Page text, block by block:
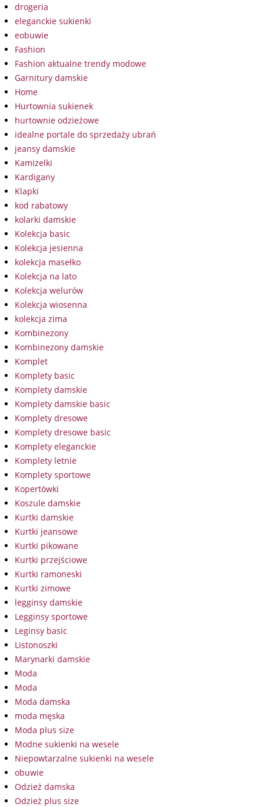
drogeria
eleganckie sukienki
eobuwie
Fashion
Fashion aktualne trendy modowe
Garnitury damskie
Home
Hurtownia sukienek
hurtownie odzieżowe
idealne portale do sprzedaży ubrań
jeansy damskie
Kamizelki
Kardigany
Klapki
kod rabatowy
kolarki damskie
Kolekcja basic
Kolekcja jesienna
kolekcja masełko
Kolekcja na lato
Kolekcja welurów
Kolekcja wiosenna
kolekcja zima
Kombinezony
Kombinezony damskie
Komplet
Komplety basic
Komplety damskie
Komplety damskie basic
Komplety dresowe
Komplety dresowe basic
Komplety eleganckie
Komplety letnie
Komplety sportowe
Kopertówki
Koszule damskie
Kurtki damskie
Kurtki jeansowe
Kurtki pikowane
Kurtki przejściowe
Kurtki ramoneski
Kurtki zimowe
legginsy damskie
Legginsy sportowe
Leginsy basic
Listonoszki
Marynarki damskie
Moda
Moda
Moda damska
moda męska
Moda plus size
Modne sukienki na wesele
Niepowtarzalne sukienki na wesele
obuwie
Odzież damska
Odzież plus size